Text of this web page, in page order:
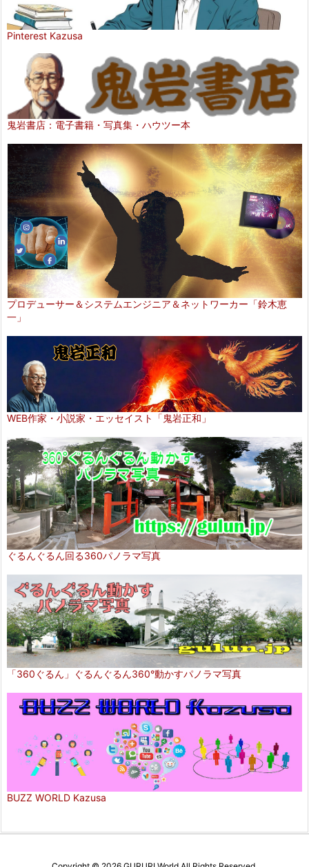
Pinterest Kazusa
鬼岩書店：電子書籍・写真集・ハウツー本
プロデューサー＆システムエンジニア＆ネットワーカー「鈴木恵
一」
WEB作家・小説家・エッセイスト「鬼岩正和」
ぐるんぐるん回る360パノラマ写真
「360ぐるん」ぐるんぐるん360°動かすパノラマ写真
BUZZ WORLD Kazusa